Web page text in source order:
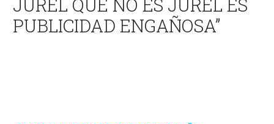
JUREL QUE NO ES JUREL ES
PUBLICIDAD ENGAÑOSA”